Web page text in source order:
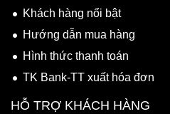
Khách hàng nổi bật
Hướng dẫn mua hàng
Hình thức thanh toán
TK Bank-TT xuất hóa đơn
HỖ TRỢ KHÁCH HÀNG